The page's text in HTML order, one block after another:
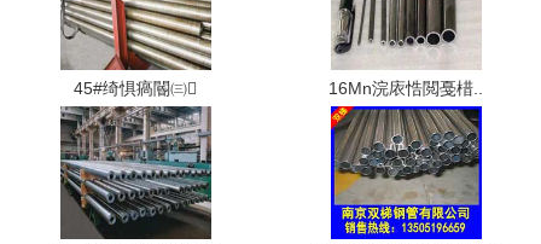
45#绮惧瘑閽㈢ 16Mn浣庡悎閲戞棤..